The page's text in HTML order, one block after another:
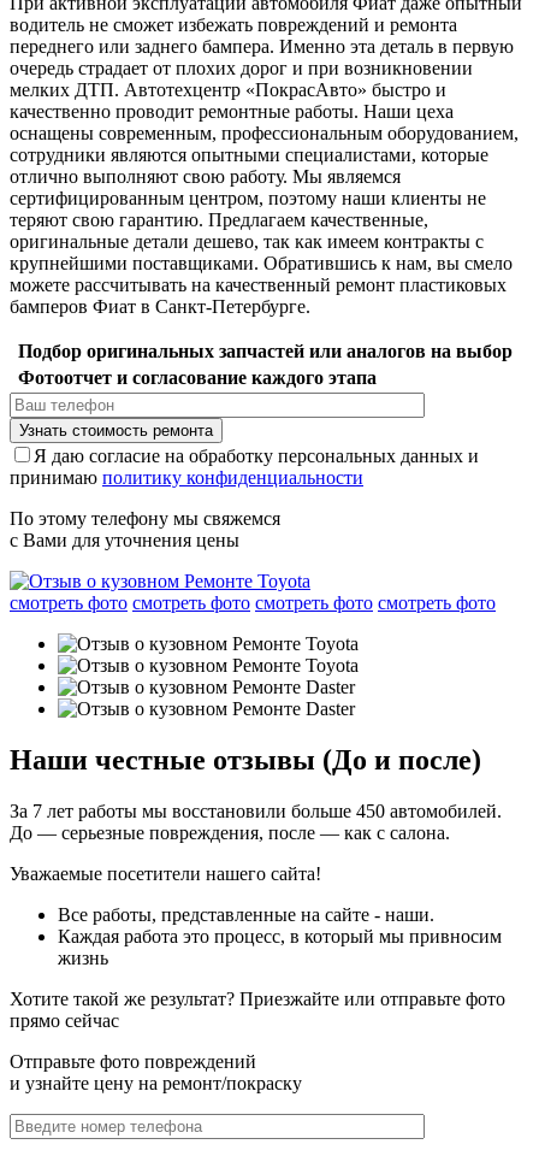
водитель не сможет избежать повреждений и ремонта
переднего или заднего бампера. Именно эта деталь в первую
очередь страдает от плохих дорог и при возникновении
мелких ДТП. Автотехцентр «ПокрасАвто» быстро и
качественно проводит ремонтные работы. Наши цеха
оснащены современным, профессиональным оборудованием,
сотрудники являются опытными специалистами, которые
отлично выполняют свою работу. Мы являемся
сертифицированным центром, поэтому наши клиенты не
теряют свою гарантию. Предлагаем качественные,
оригинальные детали дешево, так как имеем контракты с
крупнейшими поставщиками. Обратившись к нам, вы смело
можете рассчитывать на качественный ремонт пластиковых
бамперов Фиат в Санкт-Петербурге.
Подбор оригинальных запчастей или аналогов на выбор
Фотоотчет и согласование каждого этапа
Я даю согласие на обработку персональных данных и
принимаю политику конфиденциальности
По этому телефону мы свяжемся
с Вами для уточнения цены
смотреть фото смотреть фото смотреть фото смотреть фото
Наши честные отзывы (До и после)
За 7 лет работы мы восстановили больше 450 автомобилей.
До — серьезные повреждения, после — как с салона.
Уважаемые посетители нашего сайта!
Все работы, представленные на сайте - наши.
Каждая работа это процесс, в который мы привносим
жизнь
Хотите такой же результат? Приезжайте или отправьте фото
прямо сейчас
Отправьте фото повреждений
и узнайте цену на ремонт/покраску